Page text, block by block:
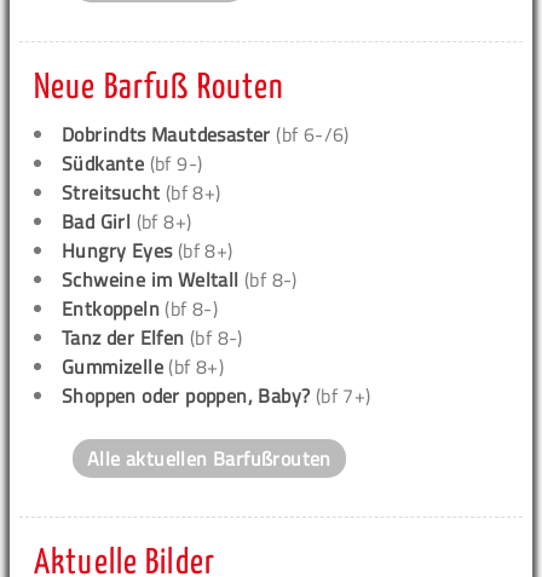
Neue Barfuß Routen
Dobrindts Mautdesaster (bf 6-/6)
Südkante (bf 9-)
Streitsucht (bf 8+)
Bad Girl (bf 8+)
Hungry Eyes(bf 8+)
Schweine im Weltall (bf 8-)
Entkoppeln (bf 8-)
Tanz der Elfen (bf 8-)
Gummizelle (bf 8+)
Shoppen oder poppen, Baby? (bf 7+)
Alle aktuellen Barfußrouten
Aktuelle Bilder